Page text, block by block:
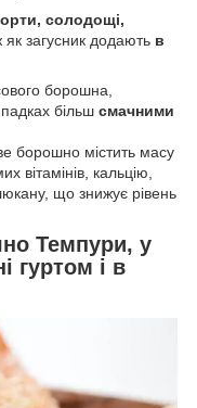
солодощі,
як загусник додають в
борошна,
більш смачними
борошно містить масу
вітамінів, кальцію,
що знижує рівень
Темпури, у
гуртом і в